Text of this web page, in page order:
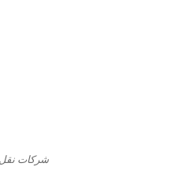
شركات نقل